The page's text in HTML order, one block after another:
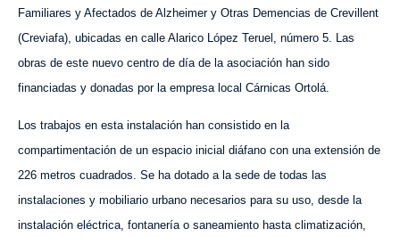
Familiares y Afectados de Alzheimer y Otras Demencias de Crevillent
(Creviafa), ubicadas en calle Alarico López Teruel, número 5. Las
obras de este nuevo centro de día de la asociación han sido
financiadas y donadas por la empresa local Cárnicas Ortolá.
Los trabajos en esta instalación han consistido en la
compartimentación de un espacio inicial diáfano con una extensión de
226 metros cuadrados. Se ha dotado a la sede de todas las
instalaciones y mobiliario urbano necesarios para su uso, desde la
instalación eléctrica, fontanería o saneamiento hasta climatización,